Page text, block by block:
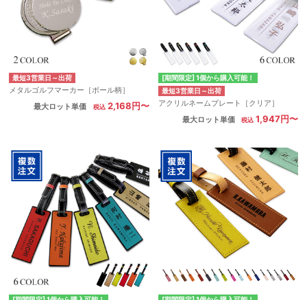
最短3営業日～出荷
メタルゴルフマーカー［ボール柄］
最大ロット単価
2,168円〜
[期間限定] 1個から購入可能！
最短3営業日～出荷
アクリルネームプレート［クリア］
最大ロット単価
1,947円〜